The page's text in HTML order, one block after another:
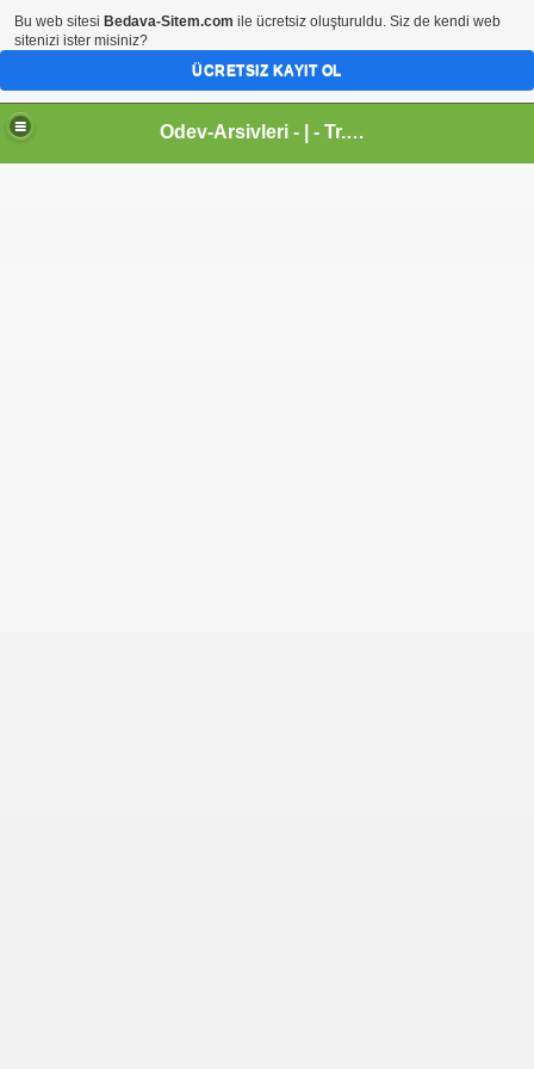
Odev-Arsivleri - | - Tr.gg - Sanal Egitim Yuvasi
Bu web sitesi Bedava-Sitem.com ile ücretsiz oluşturuldu. Siz de kendi web
sitenizi ister misiniz?
ÜCRETSIZ KAYIT OL